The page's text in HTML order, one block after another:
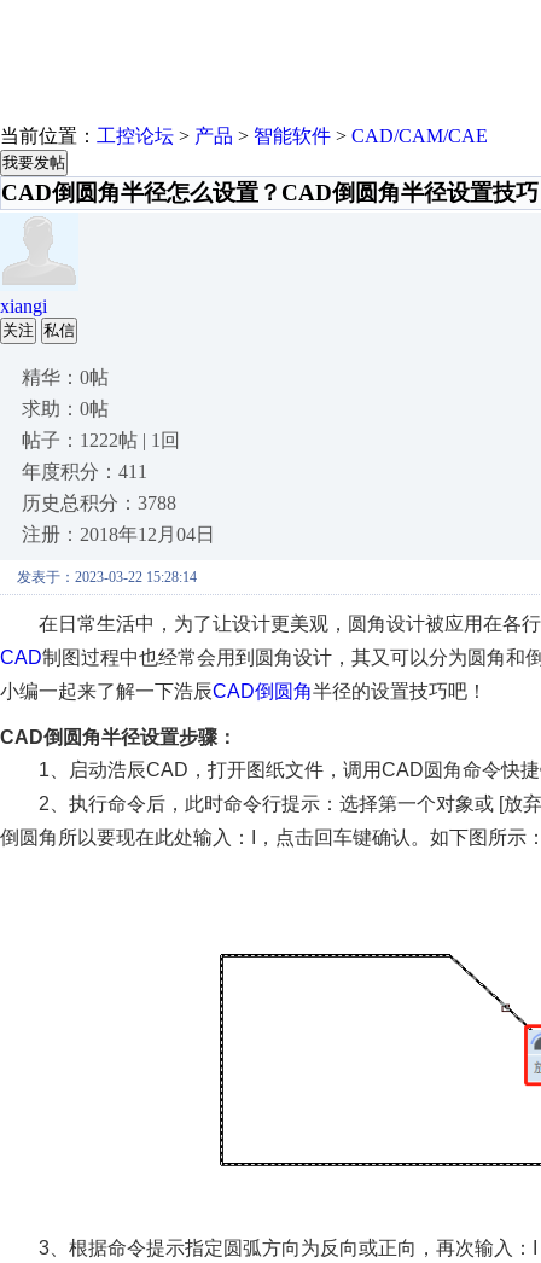
当前位置： 工控论坛 > 产品 > 智能软件 > CAD/CAM/CAE
我要发帖
CAD倒圆角半径怎么设置？CAD倒圆角半径设置技巧
xiangi
关注 私信
精华：0帖
求助：0帖
帖子：1222帖 | 1回
年度积分：411
历史总积分：3788
注册：2018年12月04日
发表于：2023-03-22 15:28:14
在日常生活中，为了让设计更美观，圆角设计被应用在各
CAD制图过程中也经常会用到圆角设计，其又可以分为圆角和
小编一起来了解一下浩辰CAD倒圆角半径的设置技巧吧！
CAD倒圆角半径设置步骤：
1、启动浩辰CAD，打开图纸文件，调用CAD圆角命令快
2、执行命令后，此时命令行提示：选择第一个对象或 [放
倒圆角所以要现在此处输入：I，点击回车键确认。如下图所示
3、根据命令提示指定圆弧方向为反向或正向，再次输入：